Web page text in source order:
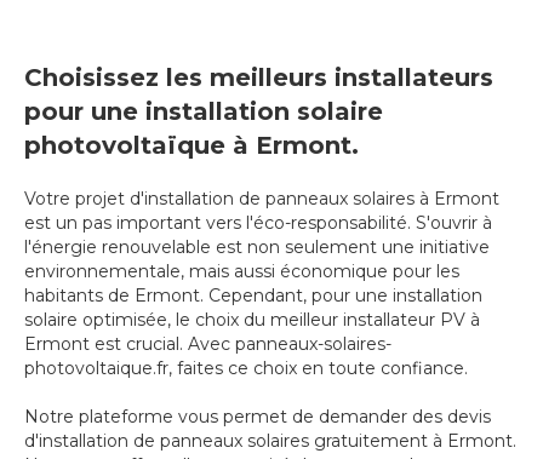
Choisissez les meilleurs installateurs
pour une installation solaire
photovoltaïque à Ermont.
Votre projet d'installation de panneaux solaires à Ermont
est un pas important vers l'éco-responsabilité. S'ouvrir à
l'énergie renouvelable est non seulement une initiative
environnementale, mais aussi économique pour les
habitants de Ermont. Cependant, pour une installation
solaire optimisée, le choix du meilleur installateur PV à
Ermont est crucial. Avec panneaux-solaires-
photovoltaique.fr, faites ce choix en toute confiance.
Notre plateforme vous permet de demander des devis
d'installation de panneaux solaires gratuitement à Ermont.